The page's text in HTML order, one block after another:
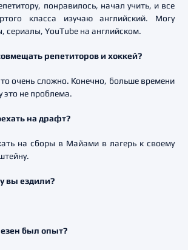
понравилось, начал учить, и все
класса изучаю английский. Могу
сериалы, YouTube на английском.
репетиторов и хоккей?
очень сложно. Конечно, больше времени
это не проблема.
на драфт?
на сборы в Майами в лагерь к своему
вы ездили?
был опыт?